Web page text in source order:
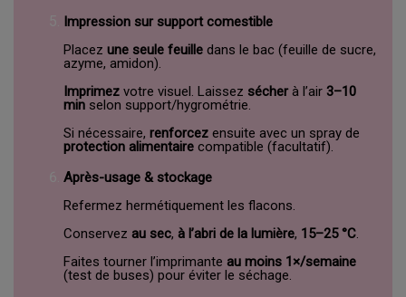
Impression sur support comestible
Placez une seule feuille dans le bac (feuille de sucre,
azyme, amidon).
Imprimez votre visuel. Laissez sécherà l’air 3–10
min selon support/hygrométrie.
Si nécessaire, renforcez ensuite avec un spray de
protection alimentaire compatible (facultatif).
Après-usage & stockage
Refermez hermétiquement les flacons.
Conservez au sec, à l’abri de la lumière, 15–25 °C.
Faites tourner l’imprimante au moins 1×/semaine
(test de buses) pour éviter le séchage.